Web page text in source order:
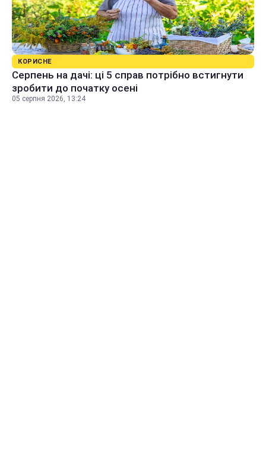
КОРИСНЕ
Серпень на дачі: ці 5 справ потрібно встигнути
зробити до початку осені
05 серпня 2026, 13:24